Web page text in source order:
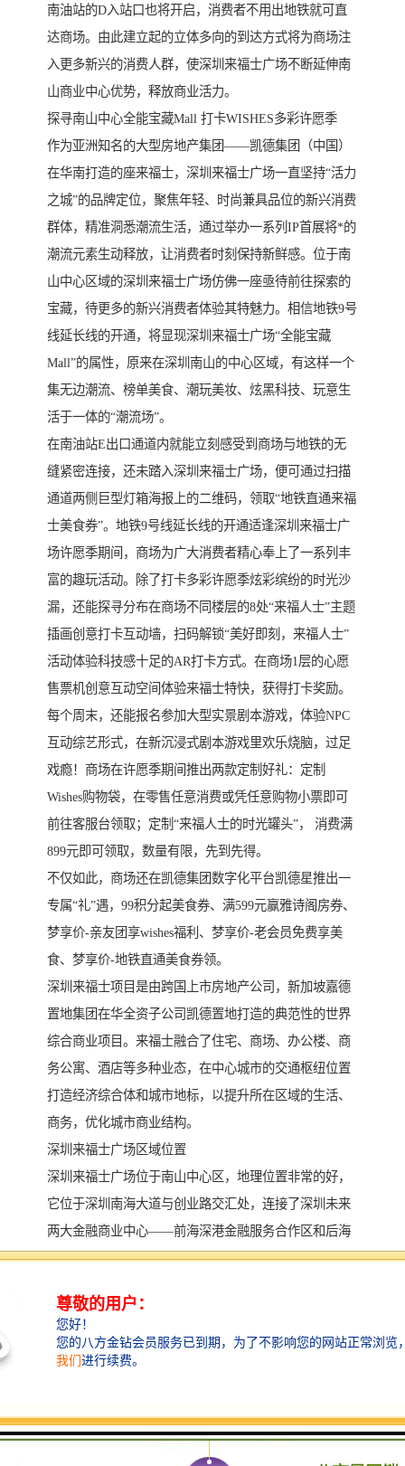
南油站的D入站口也将开启，消费者不用出地铁就可直
达商场。由此建立起的立体多向的到达方式将为商场注
入更多新兴的消费人群，使深圳来福士广场不断延伸南
山商业中心优势，释放商业活力。
探寻南山中心全能宝藏Mall 打卡WISHES多彩许愿季
作为亚洲知名的大型房地产集团——凯德集团（中国）
在华南打造的座来福士，深圳来福士广场一直坚持“活力
之城”的品牌定位，聚焦年轻、时尚兼具品位的新兴消费
群体，精准洞悉潮流生活，通过举办一系列IP首展将*的
潮流元素生动释放，让消费者时刻保持新鲜感。位于南
山中心区域的深圳来福士广场仿佛一座亟待前往探索的
宝藏，待更多的新兴消费者体验其特魅力。相信地铁9号
线延长线的开通，将显现深圳来福士广场“全能宝藏
Mall”的属性，原来在深圳南山的中心区域，有这样一个
集无边潮流、榜单美食、潮玩美妆、炫黑科技、玩意生
活于一体的“潮流场”。
在南油站E出口通道内就能立刻感受到商场与地铁的无
缝紧密连接，还未踏入深圳来福士广场，便可通过扫描
通道两侧巨型灯箱海报上的二维码，领取“地铁直通来福
士美食券”。地铁9号线延长线的开通适逢深圳来福士广
场许愿季期间，商场为广大消费者精心奉上了一系列丰
富的趣玩活动。除了打卡多彩许愿季炫彩缤纷的时光沙
漏，还能探寻分布在商场不同楼层的8处“来福人士”主题
插画创意打卡互动墙，扫码解锁“美好即刻，来福人士”
活动体验科技感十足的AR打卡方式。在商场1层的心愿
售票机创意互动空间体验来福士特快，获得打卡奖励。
每个周末，还能报名参加大型实景剧本游戏，体验NPC
互动综艺形式，在新沉浸式剧本游戏里欢乐烧脑，过足
戏瘾！商场在许愿季期间推出两款定制好礼：定制
Wishes购物袋，在零售任意消费或凭任意购物小票即可
前往客服台领取；定制“来福人士的时光罐头”， 消费满
899元即可领取，数量有限，先到先得。
不仅如此，商场还在凯德集团数字化平台凯德星推出一
专属“礼”遇，99积分起美食券、满599元赢雅诗阁房券、
梦享价-亲友团享wishes福利、梦享价-老会员免费享美
食、梦享价-地铁直通美食券领。
深圳来福士项目是由跨国上市房地产公司，新加坡嘉德
置地集团在华全资子公司凯德置地打造的典范性的世界
综合商业项目。来福士融合了住宅、商场、办公楼、商
务公寓、酒店等多种业态，在中心城市的交通枢纽位置
打造经济综合体和城市地标，以提升所在区域的生活、
商务，优化城市商业结构。
深圳来福士广场区域位置
深圳来福士广场位于南山中心区，地理位置非常的好，
它位于深圳南海大道与创业路交汇处，连接了深圳未来
两大金融商业中心——前海深港金融服务合作区和后海
金融总部中心区，东面毗邻“天桥”—创业路天桥与南山
来福士全球的第8座地标建筑
众所周知，来福士是具典范性的综合性地标，项目所在
之处，必定形成一个城市，来福士的建设位置也会选在
前，来福士在全球已经有9个项目，其中有8个在中国，